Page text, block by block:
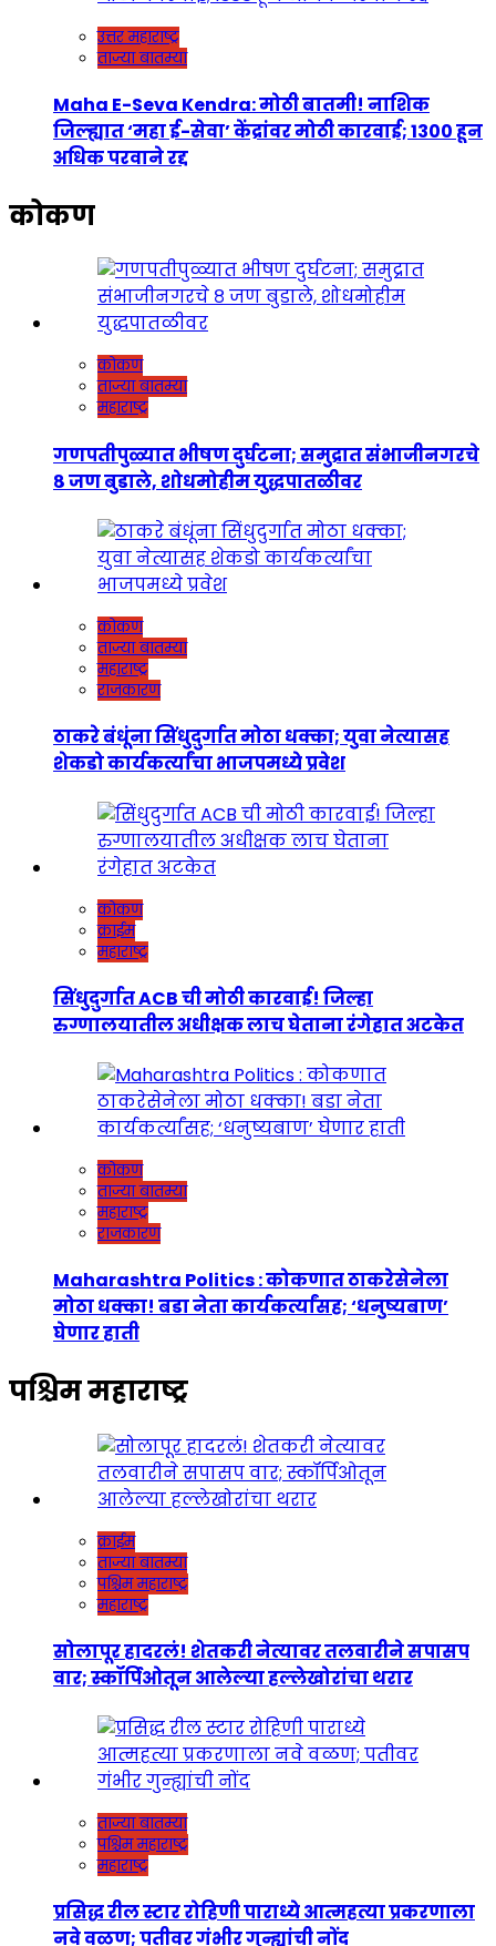
उत्तर महाराष्ट्र
ताज्या बातम्या
Maha E-Seva Kendra: मोठी बातमी! नाशिक
जिल्ह्यात ‘महा ई-सेवा’ केंद्रांवर मोठी कारवाई; 1300 हून
अधिक परवाने रद्द
कोकण
कोकण
ताज्या बातम्या
महाराष्ट्र
गणपतीपुळ्यात भीषण दुर्घटना; समुद्रात संभाजीनगरचे
८ जण बुडाले, शोधमोहीम युद्धपातळीवर
कोकण
ताज्या बातम्या
महाराष्ट्र
राजकारण
ठाकरे बंधूंना सिंधुदुर्गात मोठा धक्का; युवा नेत्यासह
शेकडो कार्यकर्त्यांचा भाजपमध्ये प्रवेश
कोकण
क्राईम
महाराष्ट्र
सिंधुदुर्गात ACB ची मोठी कारवाई! जिल्हा
रुग्णालयातील अधीक्षक लाच घेताना रंगेहात अटकेत
कोकण
ताज्या बातम्या
महाराष्ट्र
राजकारण
Maharashtra Politics : कोकणात ठाकरेसेनेला
मोठा धक्का! बडा नेता कार्यकर्त्यांसह; ‘धनुष्यबाण’
घेणार हाती
पश्चिम महाराष्ट्र
क्राईम
ताज्या बातम्या
पश्चिम महाराष्ट्र
महाराष्ट्र
सोलापूर हादरलं! शेतकरी नेत्यावर तलवारीने सपासप
वार; स्कॉर्पिओतून आलेल्या हल्लेखोरांचा थरार
ताज्या बातम्या
पश्चिम महाराष्ट्र
महाराष्ट्र
प्रसिद्ध रील स्टार रोहिणी पाराध्ये आत्महत्या प्रकरणाला
नवे वळण; पतीवर गंभीर गुन्ह्यांची नोंद